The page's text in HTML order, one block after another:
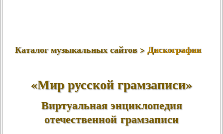
Каталог музыкальных сайтов >Дискографии
«Мир русской грамзаписи»
Виртуальная энциклопедия
отечественной грамзаписи